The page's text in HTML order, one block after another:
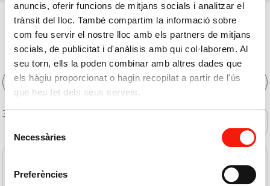
anuncis, oferir funcions de mitjans socials i analitzar el
trànsit del lloc. També compartim la informació sobre
com feu servir el nostre lloc amb els partners de mitjans
socials, de publicitat i d'anàlisis amb qui col·laborem. Al
seu torn, ells la poden combinar amb altres dades que
els hàgiu proporcionat o hagin recopilat a partir de l'ús
que heu fet dels seus serveis.
Necessàries
Preferències
Fruita I Verdura > Cítrics Sucs
Comprar Sucs Online
Filtres
3 de 3 productes